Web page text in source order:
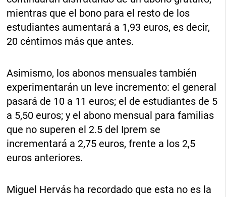
mientras que el bono para el resto de los
estudiantes aumentará a 1,93 euros, es decir,
20 céntimos más que antes.
Asimismo, los abonos mensuales también
experimentarán un leve incremento: el general
pasará de 10 a 11 euros; el de estudiantes de 5
a 5,50 euros; y el abono mensual para familias
que no superen el 2.5 del Iprem se
incrementará a 2,75 euros, frente a los 2,5
euros anteriores.
Miguel Hervás ha recordado que esta no es la